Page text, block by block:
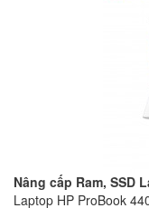
Nâng cấp Ram, SSD
Laptop HP ProBook